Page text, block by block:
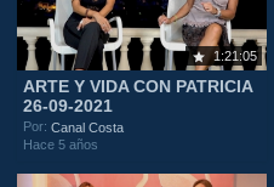
1:21:05
ARTE Y VIDA CON PATRICIA
26-09-2021
Por:Canal Costa
Hace 5 años